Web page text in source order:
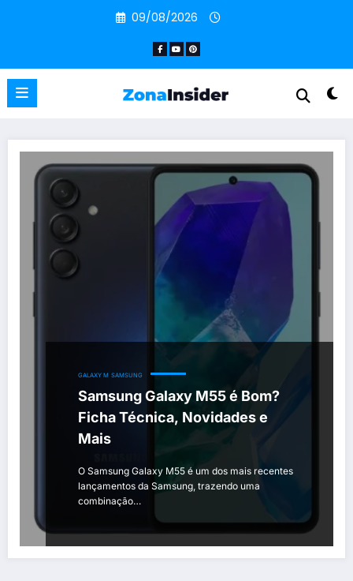
09/08/2026
GALAXY M SAMSUNG
Samsung Galaxy M55 é Bom?
Ficha Técnica, Novidades e
Mais
O Samsung Galaxy M55 é um dos mais recentes
lançamentos da Samsung, trazendo uma
combinação…